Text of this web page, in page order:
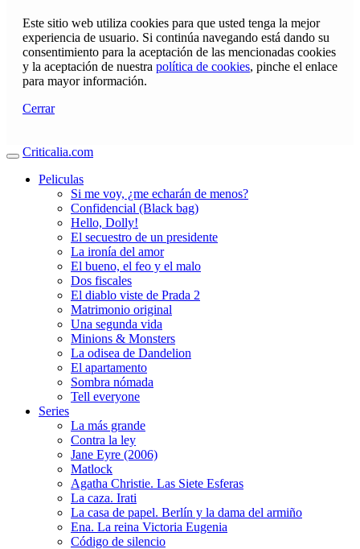
Este sitio web utiliza cookies para que usted tenga la mejor
experiencia de usuario. Si continúa navegando está dando su
consentimiento para la aceptación de las mencionadas cookies
y la aceptación de nuestra política de cookies, pinche el enlace
para mayor información.
Cerrar
Criticalia.com
Peliculas
Si me voy, ¿me echarán de menos?
Confidencial (Black bag)
Hello, Dolly!
El secuestro de un presidente
La ironía del amor
El bueno, el feo y el malo
Dos fiscales
El diablo viste de Prada 2
Matrimonio original
Una segunda vida
Minions & Monsters
La odisea de Dandelion
El apartamento
Sombra nómada
Tell everyone
Series
La más grande
Contra la ley
Jane Eyre (2006)
Matlock
Agatha Christie. Las Siete Esferas
La caza. Irati
La casa de papel. Berlín y la dama del armiño
Ena. La reina Victoria Eugenia
Código de silencio